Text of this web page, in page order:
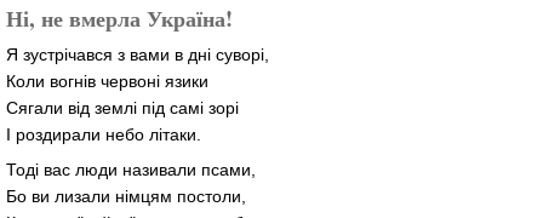
Ні, не вмерла Україна!
Я зустрічався з вами в дні суворі,
Коли вогнів червоні язики
Сягали від землі під самі зорі
І роздирали небо літаки.
Тоді вас люди називали псами,
Бо ви лизали німцям постоли,